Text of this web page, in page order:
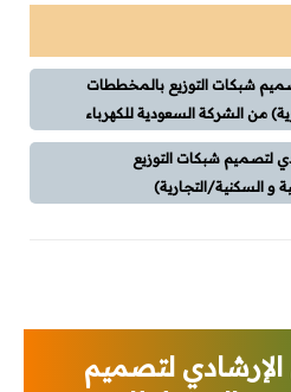
وقاية وإختبارات
طاقة شمسية
كورسات
كورسات توزيع كهربي
كورسات PLC
شبكات التوزيع بالمخططات
من الشركة السعودية للكهرباء
لتصميم شبكات التوزيع
و السكنية/التجارية)
الإرشادي لتصميم